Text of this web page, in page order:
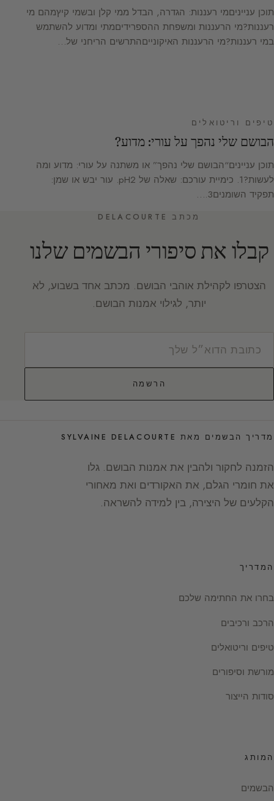
תוכן ענייניםמי רעננות: הגדרה, הבדל ממי קלן ובשמי קיץמהם מי
רעננות?מי הרעננות ומשפחת ההספרידיםמתי ומדוע להשתמש
במי רעננות?מי הרעננות האיקונייםהתרשים הריחני של…
טיפים וריטואלים
הבושם שלי נהפך על עורי: מדוע?
תוכן עניינים“הבושם שלי נהפך” או משתנה על עורי: מדוע ומה
לעשות?1. כימיית עורכם: שאלה של pH2. עור יבש או שמן:
תפקיד השומנים3.…
מכתב DELACOURTE
קבלו את סיפורי הבשמים שלנו
הצטרפו לקהילת אוהבי הבושם. מכתב אחד בשבוע, לא
יותר, לגילוי אמנות הבושם.
הרשמה
מדריך הבשמים מאת SYLVAINE DELACOURTE
הזמנה לחקור ולהבין את אמנות הבושם. גלו
את חומרי הגלם, את האקורדים ואת מאחורי
הקלעים של היצירה, בין למידה להשראה.
המדריך
בחרו את החתימה שלכם
הרכב ורכיבים
טיפים וריטואלים
מורשת וסיפורים
סודות הייצור
המותג
הבשמים